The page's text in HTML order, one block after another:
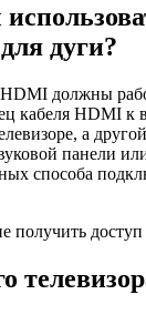
дуги?
должны
кабеля HDMI к
а
панели
способа
получить доступ